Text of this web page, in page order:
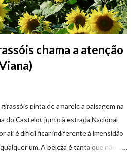
chama a atenção
pinta de amarelo a paisagem na
do Castelo), junto à estrada Nacional
ali é difícil ficar indiferente à imensidão
um. A beleza é tanta que não